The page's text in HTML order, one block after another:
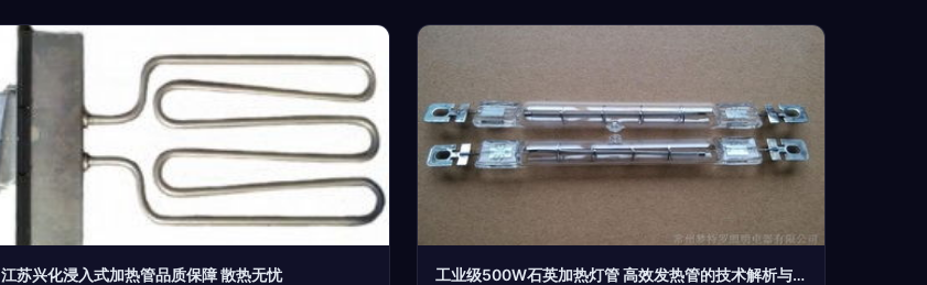
江苏兴化浸入式加热管品质保障 散热无忧 工业级500W石英加热灯管 高效发热管的技术解析与应用指南